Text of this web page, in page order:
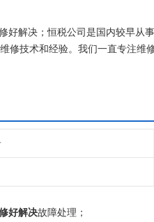
好解决；恒税公司是国内较早从
修技术和经验。我们一直专注
好解决故障处理；